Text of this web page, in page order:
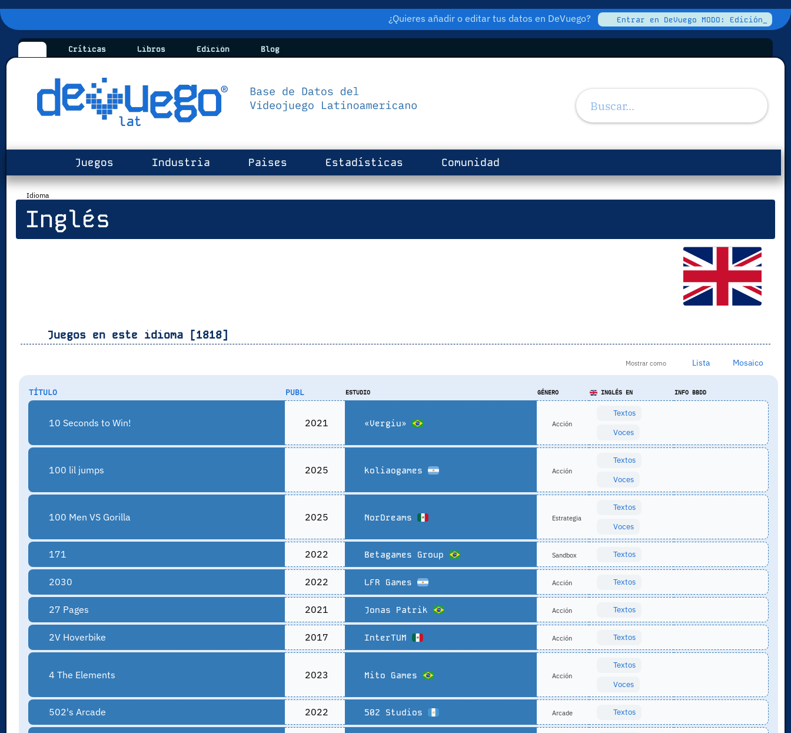
¿Quieres añadir o editar tus datos en DeVuego? Entrar en DeVuego MODO: Edición_
Críticas Libros Edición Blog
Juegos Industria Paises Estadísticas Comunidad
Idioma
Inglés
Juegos en este idioma [1818]
Mostrar como Lista Mosaico
TÍTULO PUBL ESTUDIO GÉNERO INGLÉS EN INFO BBDD
10 Seconds to Win! 2021 «Vergiu» Acción
Textos
Voces
100 lil jumps 2025 koliaogames Acción
Textos
Voces
100 Men VS Gorilla 2025 NorDreams Estrategia
Textos
Voces
171 2022 Betagames Group Sandbox Textos
2030 2022 LFR Games Acción Textos
27 Pages 2021 Jonas Patrik Acción Textos
2V Hoverbike 2017 InterTUM Acción Textos
4 The Elements 2023 Mito Games Acción
Textos
Voces
502's Arcade 2022 502 Studios Arcade Textos